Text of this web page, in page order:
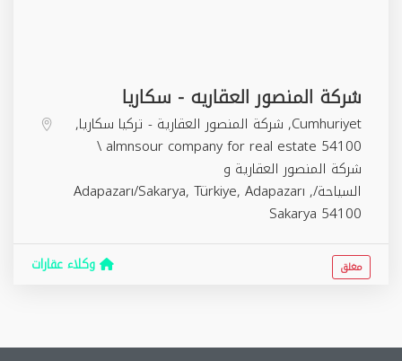
شركة المنصور العقاريه - سكاريا
Cumhuriyet, شركة المنصور العقارية - تركيا سكاريا,
54100 almnsour company for real estate \
شركة المنصور العقارية و
السياحة/Adapazarı/Sakarya, Türkiye, Adapazarı ,
Sakarya 54100
وكلاء عقارات مغلق